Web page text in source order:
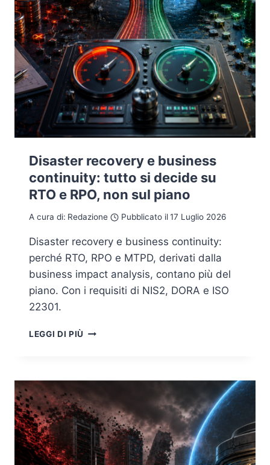
Disaster recovery e business
continuity: tutto si decide su
RTO e RPO, non sul piano
A cura di: Redazione Pubblicato il17 Luglio 2026
Disaster recovery e business continuity:
perché RTO, RPO e MTPD, derivati dalla
business impact analysis, contano più del
piano. Con i requisiti di NIS2, DORA e ISO
22301.
LEGGI DI PIÙ DISASTER
CONTINUITY:
TUTTO
SI
DECIDE
SU
RTO